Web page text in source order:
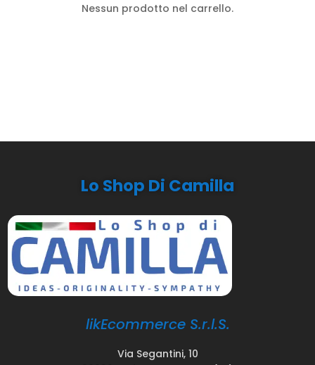
Nessun prodotto nel carrello.
Lo Shop Di Camilla
likEcommerce S.r.l.S.
Via Segantini, 10